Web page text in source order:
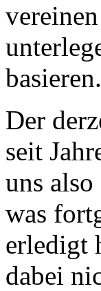
basieren.
Der
seit
uns
was
erledigt
dabei